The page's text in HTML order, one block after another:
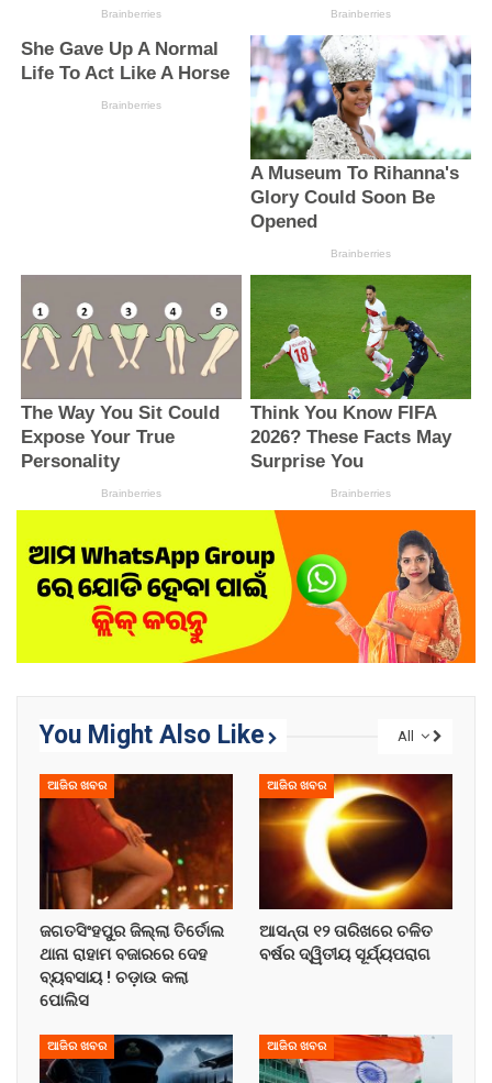
All
You Might Also Like
ଆଜିର ଖବର
ଜଗତସିଂହପୁର ଜିଲ୍ଲା ତିର୍ତୋଲ
ଥାନା ରାହାମ ବଜାରରେ ଦେହ
ବ୍ୟବସାୟ ! ଚଡ଼ାଉ କଲା
ପୋଲିସ
ଆଜିର ଖବର
ଆସନ୍ତା ୧୨ ତାରିଖରେ ଚଳିତ
ବର୍ଷର ଦ୍ୱିତୀୟ ସୂର୍ଯ୍ୟପରାଗ
ଆଜିର ଖବର ଆଜିର ଖବର